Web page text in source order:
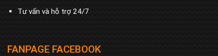
Tư vấn và hỗ trợ 24/7
FANPAGE FACEBOOK